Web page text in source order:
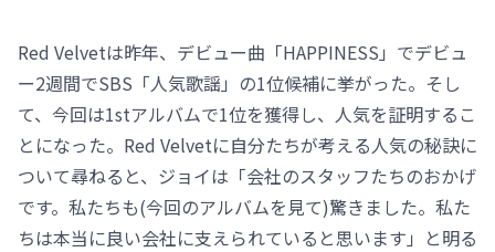
Red Velvetは昨年、デビュー曲「HAPPINESS」でデビュ
ー2週間でSBS「人気歌謡」の1位候補に挙がった。そし
て、今回は1stアルバムで1位を獲得し、人気を証明するこ
とになった。Red Velvetに自分たちが考える人気の秘訣に
ついて尋ねると、ジョイは「会社のスタッフたちのおかげ
です。私たちも(今回のアルバムを見て)驚きました。私た
ちは本当に良い会社に支えられていると思います」と明る